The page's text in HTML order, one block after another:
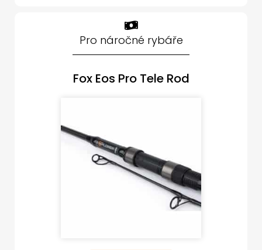
Pro náročné rybáře
Fox Eos Pro Tele Rod